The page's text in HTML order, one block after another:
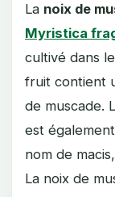
La noix de
Myristica
cultivé dans
fruit contient
de muscade.
est
nom de
La noix de